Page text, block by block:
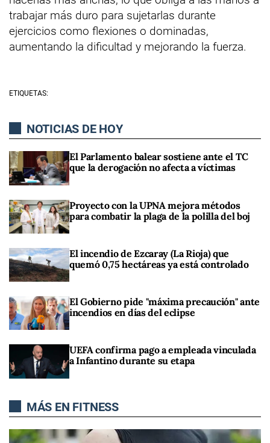
trabajar más duro para sujetarlas durante
ejercicios como flexiones o dominadas,
aumentando la dificultad y mejorando la fuerza.
ETIQUETAS:
NOTICIAS DE HOY
El Parlamento balear sostiene ante el TC
que la derogación no afecta a víctimas
Proyecto con la UPNA mejora métodos
para combatir la plaga de la polilla del boj
El incendio de Ezcaray (La Rioja) que
quemó 0,75 hectáreas ya está controlado
El Gobierno pide "máxima precaución" ante
incendios en días del eclipse
UEFA confirma pago a empleada vinculada
a Infantino durante su etapa
MÁS EN FITNESS